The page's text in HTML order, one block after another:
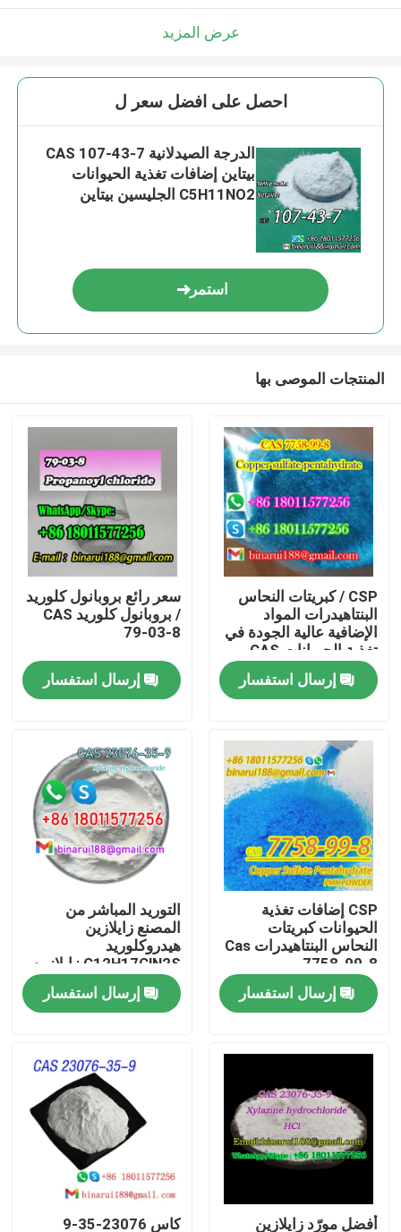
المنتجات
فيديوهات
معلومات عنا
جولة في المعمل
رقابة جودة
اطلب اقتباس
المواد الخام الكيميائية اليومية
المواد الكيميائية غير العضوية المواد الخام
الوسطيات الكيميائية الدقيقة
عرض المزيد
احصل على افضل سعر ل
الدرجة الصيدلانية CAS 107-43-7
بيتاين إضافات تغذية الحيوانات
C5H11NO2 الجليسين بيتاين
استمر
المنتجات الموصى بها
CSP / كبريتات النحاس
البنتاهيدرات المواد
الإضافية عالية الجودة في
تغذية الحيوانات CAS
7758-99-8
إرسال استفسار
سعر رائع بروبانول كلوريد
/ بروبانول كلوريد CAS
79-03-8
إرسال استفسار
CSP إضافات تغذية
الحيوانات كبريتات
النحاس البنتاهيدرات Cas
7758-99-8
إرسال استفسار
التوريد المباشر من
المصنع زايلازين
هيدروكلوريد
C12H17ClN2S زايلازين
كلوريد CAS 23076-35-
9
إرسال استفسار
أفضل مورّد زايلازين كاس 23076-35-9